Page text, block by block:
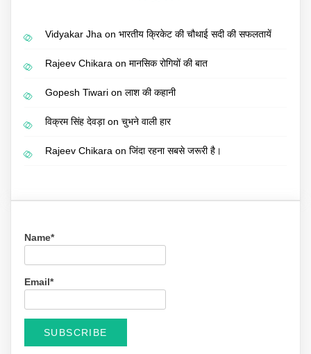
Vidyakar Jha on भारतीय क्रिकेट की चौथाई सदी की सफलतायें
Rajeev Chikara on मानसिक रोगियों की बात
Gopesh Tiwari on लाश की कहानी
विक्रम सिंह देवड़ाon चुभने वाली हार
Rajeev Chikara on जिंदा रहना सबसे जरूरी है।
Name*
Email*